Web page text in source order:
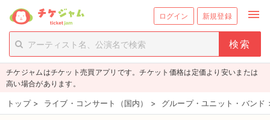
ログイン 新規登録 menu
person_add 新規会員登録
チケットを探す
新着チケット
チケジャムはチケット売買アプリです。チケット価格は定価より安いまたは
高い場合があります。
トップ > ライブ・コンサート（国内） > グループ・ユニット・バンド